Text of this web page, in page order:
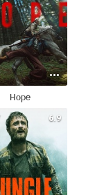
Hope
6.9